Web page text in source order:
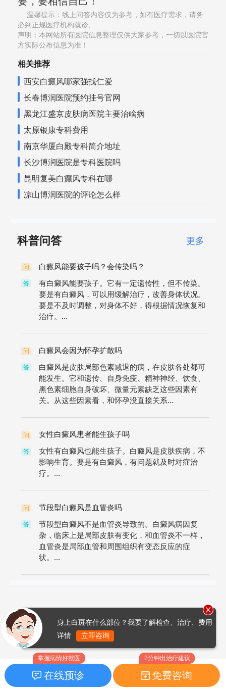
温馨提示：线上问答内容仅为参考，如有医疗需求，请务
必到正规医疗机构就诊,
声明：本网站所有医院信息整理仅供大家参考，一切以医院官
方实际公布信息为准！
相关推荐
西安白癜风哪家强找仁爱
长春博润医院预约挂号官网
黑龙江盛京皮肤病医院主要治啥病
太原银康专科费用
南京华厦白殿专科简介地址
长沙博润医院是专科医院吗
昆明复美白癫风专科在哪
凉山博润医院的评论怎么样
科普问答 更多
问 白癜风能要孩子吗？会传染吗？
答
有白癜风能要孩子。它有一定遗传性，但不传染。
要是有白癜风，可以用缓解治疗，改善身体状况。
要是不及时调整，对身体不好，得根据情况恢复和
治疗。...
问 白癜风会因为怀孕扩散吗
答
白癜风是皮肤局部色素减退的病，在皮肤各处都可
能发生。它和遗传、自身免疫、精神神经、饮食、
黑色素细胞自身破坏、微量元素缺乏这些因素有
关。从这些因素看，和怀孕没直接关系...
问 女性白癜风患者能生孩子吗
答
女性有白癜风也能生孩子。白癜风是皮肤疾病，不
影响生育。要是有白癜风，有问题就及时对症治
疗。...
问 节段型白癜风是血管炎吗
答
节段型白癜风不是血管炎导致的。白癜风病因复
杂，临床上是局部皮肤有变化，和血管炎不一样，
血管炎是局部血管和周围组织有变态反应的症
状。...
掌握病情好就医
在线预诊
2分钟出治疗建议
免费咨询
身上白斑在什么部位？我要了解检查、治疗、费用
详情
立即咨询